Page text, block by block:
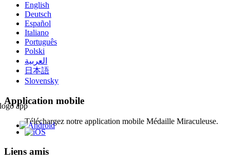
English
Deutsch
Español
Italiano
Português
Polski
العربية
日本語
Slovensky
Application mobile
Téléchargez notre application mobile Médaille Miraculeuse.
Liens amis